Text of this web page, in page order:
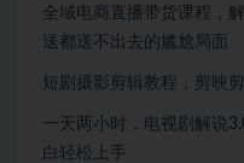
全域电商直播带货课程，
送都送不出去的尴尬局面
短剧摄影剪辑教程，剪映
一天两小时，电视剧解说
白轻松上手